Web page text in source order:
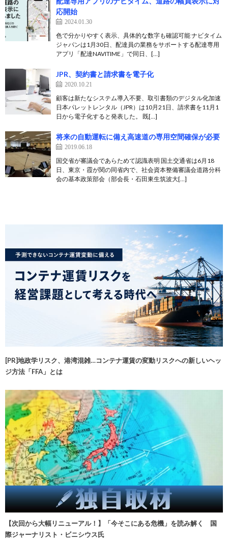
応開始
2024.01.30
色で分かりやすく表示、具体的な数字も確認可能 ナビタイム
ジャパンは1月30日、配達員の業務をサポートする配達専用
アプリ「配達NAVITIME」で同日、[…]
JPR、契約書と請求書を電子化
2020.10.21
顧客は新たなシステム導入不要、取引書類のデジタル化加速
日本パレットレンタル（JPR）は10月21日、請求書を11月1
日から電子化すると発表した。 既[…]
将来の自動運転に備え高速道の専用空間確保が必要
2019.06.18
国交省が審議会であらためて認識表明 国土交通省は6月18
日、東京・霞が関の同省内で、社会資本整備審議会道路分科
会の基本政策部会（部会長・石田東生筑波大[…]
[PR]地政学リスク、港湾混雑…コンテナ運賃の変動リスクへの新しいヘッ
ジ方法「FFA」とは
【次回から大幅リニューアル！】「今そこにある危機」を読み解く 国
際ジャーナリスト・ビニシウス氏